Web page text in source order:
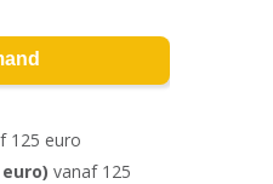
125 euro
vanaf 125